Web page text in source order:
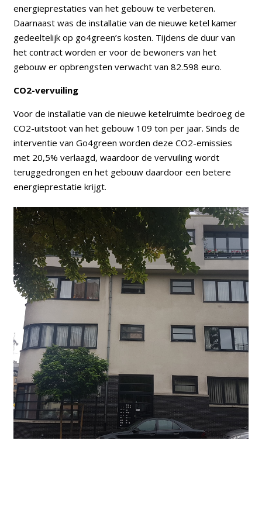
energieprestaties van het gebouw te verbeteren.
Daarnaast was de installatie van de nieuwe ketel kamer
gedeeltelijk op go4green’s kosten. Tijdens de duur van
het contract worden er voor de bewoners van het
gebouw er opbrengsten verwacht van 82.598 euro.
CO2-vervuiling
Voor de installatie van de nieuwe ketelruimte bedroeg de
CO2-uitstoot van het gebouw 109 ton per jaar. Sinds de
interventie van Go4green worden deze CO2-emissies
met 20,5% verlaagd, waardoor de vervuiling wordt
teruggedrongen en het gebouw daardoor een betere
energieprestatie krijgt.